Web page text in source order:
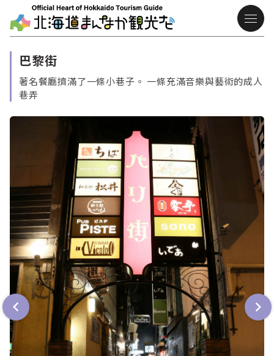
巴黎街
著名餐廳擠滿了一條小巷子。 一條充滿音樂與藝術的成人
巷弄